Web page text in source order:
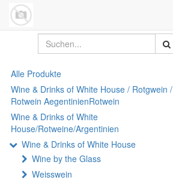
Alle Produkte
Wine & Drinks of White House / Rotgwein /
Rotwein AegentinienRotwein
Wine & Drinks of White
House/Rotweine/Argentinien
Wine & Drinks of White House
Wine by the Glass
Weisswein